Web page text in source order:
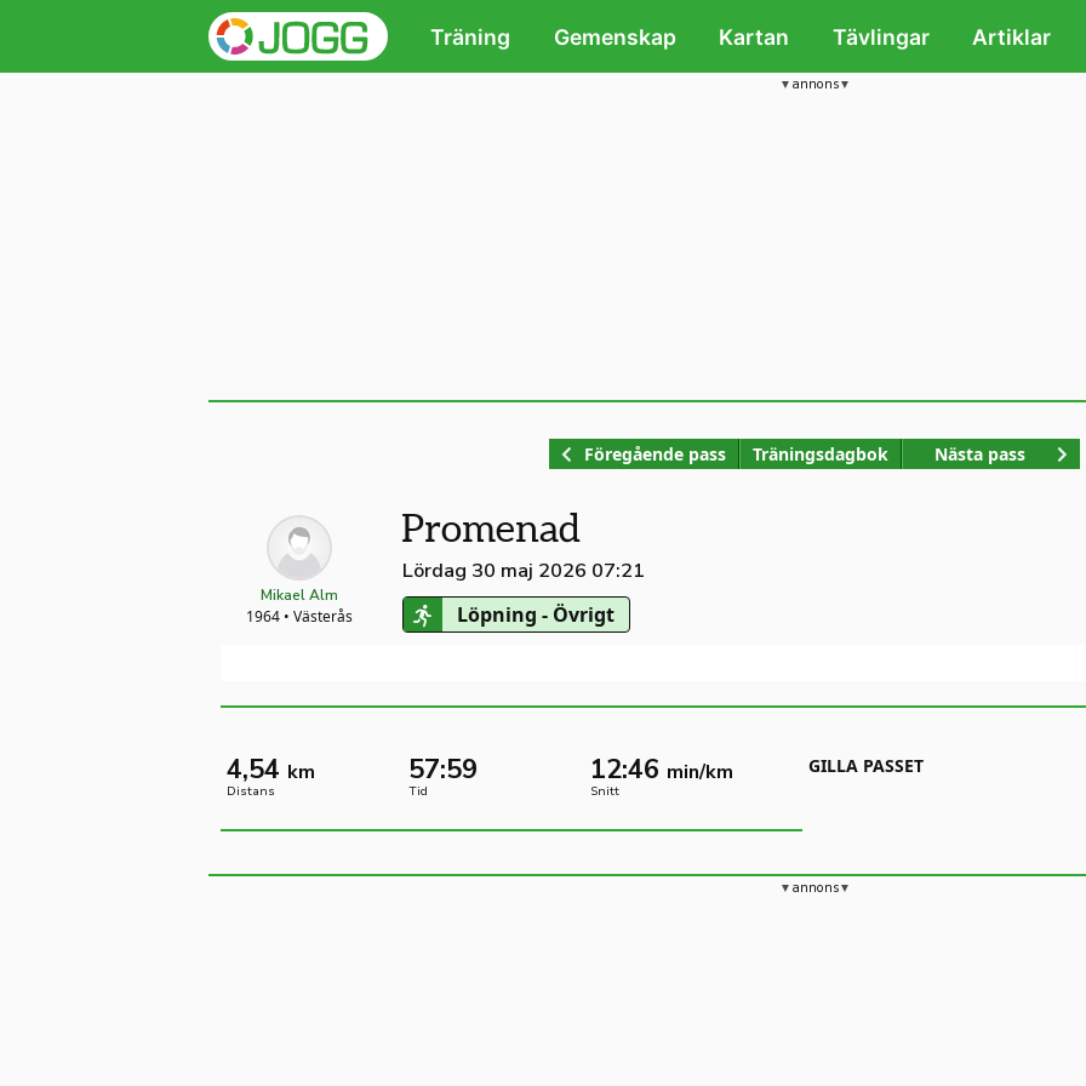
Träning Gemenskap Kartan Tävlingar Artiklar
annons
Föregående pass Träningsdagbok Nästa pass
Mikael Alm
1964 • Västerås
Promenad
Lördag 30 maj 2026 07:21
Löpning - Övrigt
4,54 km
Distans
57:59
Tid
12:46 min/km
Snitt
GILLA PASSET
annons